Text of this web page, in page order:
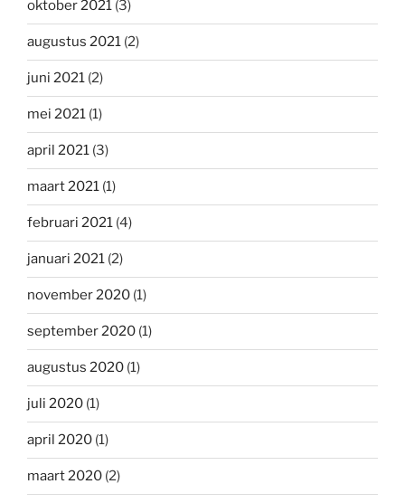
oktober 2021 (3)
augustus 2021 (2)
juni 2021 (2)
mei 2021 (1)
april 2021 (3)
maart 2021 (1)
februari 2021 (4)
januari 2021 (2)
november 2020 (1)
september 2020 (1)
augustus 2020 (1)
juli 2020 (1)
april 2020 (1)
maart 2020 (2)